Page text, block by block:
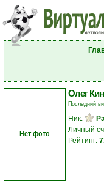
Нет фото
Олег
Последний
Ник:
Личный
Рейтинг: